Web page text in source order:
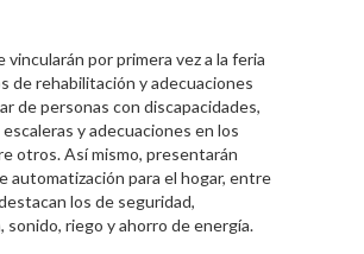
vincularán por primera vez a la feria
de rehabilitación y adecuaciones
de personas con discapacidades,
escaleras y adecuaciones en los
otros. Así mismo, presentarán
automatización para el hogar, entre
los de seguridad,
sonido, riego y ahorro de energía.